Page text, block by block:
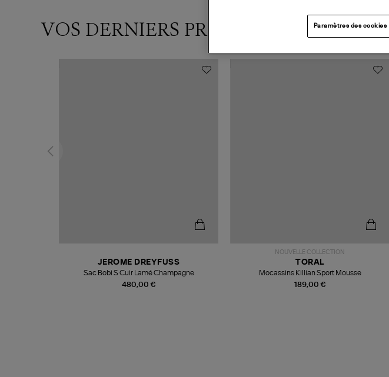
VOS DERNIERS PRODUITS VUS
480,00 €
JEROME DREYFUSS
Sac Bobi S Cuir Lamé Champagne
NOUVELLE COLLECTION
189,00 €
TORAL
Mocassins Killian Sport Mousse
Paramètres des cookies